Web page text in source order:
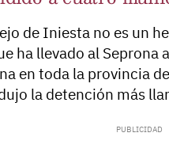
de Iniesta no es un
ha llevado al
en toda la provincia
la detención más